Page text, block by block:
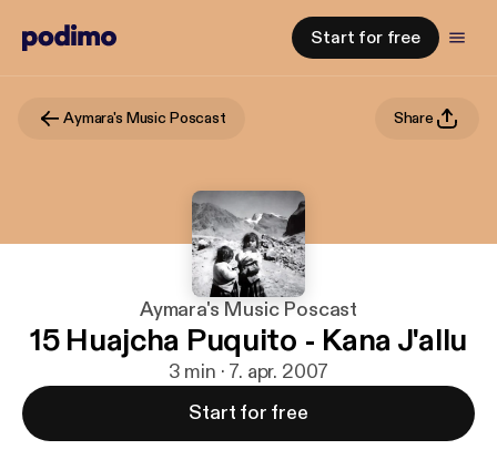
Start for free
Aymara's Music Poscast Share
Aymara's Music Poscast
15 Huajcha Puquito - Kana J'allu
3 min · 7. apr. 2007
Start for free